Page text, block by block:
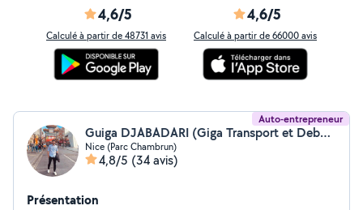
4,6/5
Calculé à partir de 48731 avis
4,6/5
Calculé à partir de 66000 avis
Auto-entrepreneur
Guiga DJABADARI (Giga Transport et Debarras)
Nice (Parc Chambrun)
4,8/5 (34 avis)
Présentation